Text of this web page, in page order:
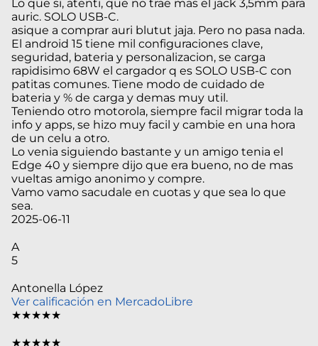
Lo que si, atenti, que no trae mas el jack 3,5mm para
auric. SOLO USB-C.
asique a comprar auri blutut jaja. Pero no pasa nada.
El android 15 tiene mil configuraciones clave,
seguridad, bateria y personalizacion, se carga
rapidisimo 68W el cargador q es SOLO USB-C con
patitas comunes. Tiene modo de cuidado de
bateria y % de carga y demas muy util.
Teniendo otro motorola, siempre facil migrar toda la
info y apps, se hizo muy facil y cambie en una hora
de un celu a otro.
Lo venia siguiendo bastante y un amigo tenia el
Edge 40 y siempre dijo que era bueno, no de mas
vueltas amigo anonimo y compre.
Vamo vamo sacudale en cuotas y que sea lo que
sea.
2025-06-11
A
5
Antonella López
Ver calificación en MercadoLibre
★★★★★
★★★★★